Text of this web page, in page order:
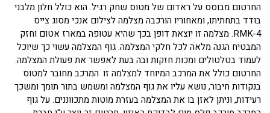
החרטום מבוסס על ראדום של מטוס שחק רגיל. הוא כולל חלון מלבני
בודד בתחתיתו, ומאחוריו הורכבה מצלמה לצילום אנכי מסוג צייס
RMK-4. מצלמה זו יוצאת דופן בכך שהיא עטופה במארז אטום וחזק
המבטיח הגנה מלאה לכל חלקי המצלמה. גוף המצלמה עשוי כך שיוכל
לעמוד בטלטולים ומכות חזקות ובה בעת לאפשר את פעולת המצלמה.
החרטום כולל את המרכב המיוחד למצלמה זו. המרכב מחובר למטוס
בנקודות חיבור, נושא עליו את גוף המצלמה ומשמש בתור תומך ומשכך
רעידות, וניתן לאזן בו את המצלמה בעזרת מוטות מתכווננים. על גוף